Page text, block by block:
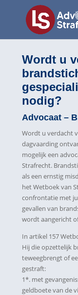
Wordt u
nodig?
Advocaat –
Wordt u verdacht
dagvaarding
mogelijk een
Strafrecht.
als een ernstig
het Wetboek van
confrontatie met
gevallen van
wordt aangericht
In artikel 157
Hij die opzettelijk
teweegbrengt of
gestraft:
1*. met
geldboete van de